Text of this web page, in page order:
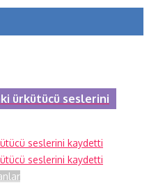
ürkütücü seslerini